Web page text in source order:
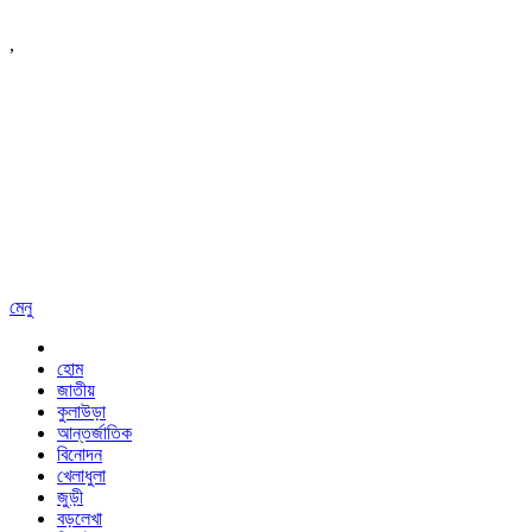
,
মেনু
হোম
জাতীয়
কুলাউড়া
আন্তর্জাতিক
বিনোদন
খেলাধুলা
জুড়ী
বড়লেখা